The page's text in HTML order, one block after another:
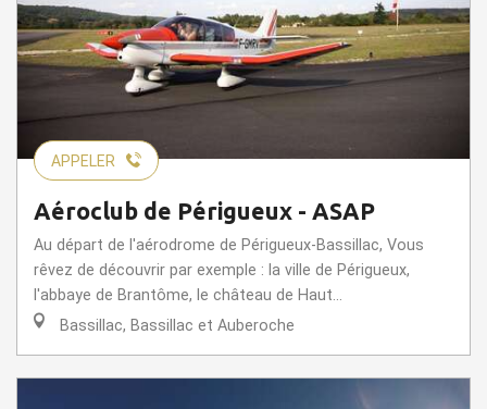
APPELER
Aéroclub de Périgueux - ASAP
Au départ de l'aérodrome de Périgueux-Bassillac, Vous
rêvez de découvrir par exemple : la ville de Périgueux,
l'abbaye de Brantôme, le château de Haut...
Bassillac, Bassillac et Auberoche